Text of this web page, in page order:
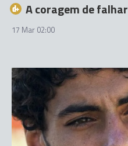
A coragem de falhar
17 Mar 02:00